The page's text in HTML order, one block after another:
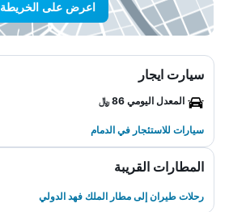
اعرض على الخريطة
سيارت ايجار
المعدل اليومي 86 ﷼
سيارات للاستئجار في الدمام
المطارات القريبة
رحلات طيران إلى مطار الملك فهد الدولي